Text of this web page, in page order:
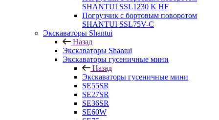
SHANTUI SSL1230 K HF
Погрузчик с бортовым поворотом
SHANTUI SSL75V-C
Экскаваторы Shantui
Назад
Экскаваторы Shantui
Экскаваторы гусеничные мини
Назад
Экскаваторы гусеничные мини
SE55SR
SE27SR
SE36SR
SE60W